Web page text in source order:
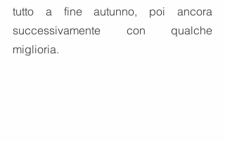
tutto a fine autunno, poi ancora
successivamente con qualche
miglioria.